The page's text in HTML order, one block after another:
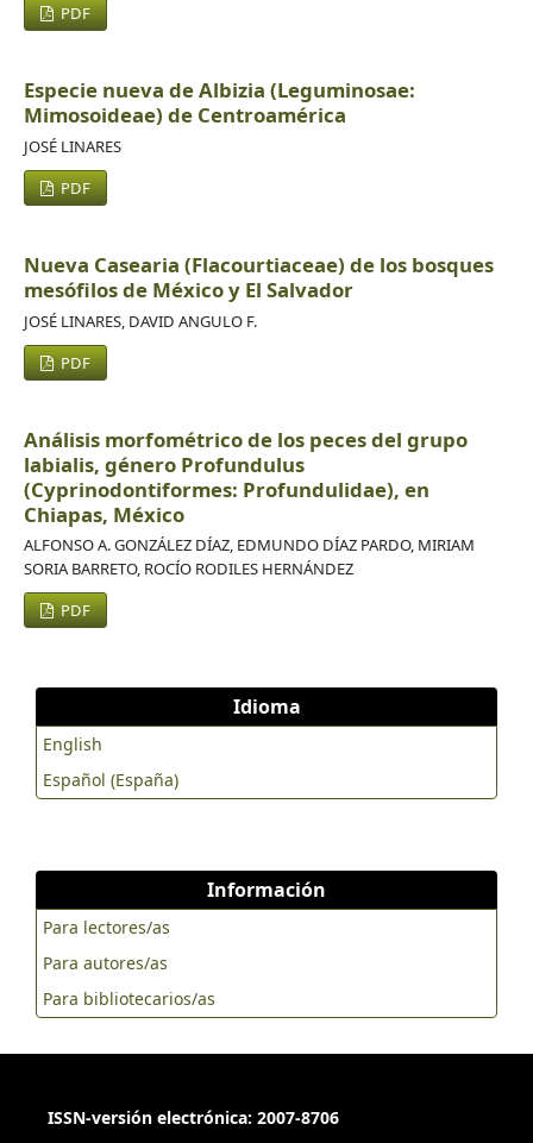
PDF
Especie nueva de Albizia (Leguminosae:
Mimosoideae) de Centroamérica
JOSÉ LINARES
PDF
Nueva Casearia (Flacourtiaceae) de los bosques
mesófilos de México y El Salvador
JOSÉ LINARES, DAVID ANGULO F.
PDF
Análisis morfométrico de los peces del grupo
labialis, género Profundulus
(Cyprinodontiformes: Profundulidae), en
Chiapas, México
ALFONSO A. GONZÁLEZ DÍAZ, EDMUNDO DÍAZ PARDO, MIRIAM
SORIA BARRETO, ROCÍO RODILES HERNÁNDEZ
PDF
Idioma
English
Español (España)
Información
Para lectores/as
Para autores/as
Para bibliotecarios/as
ISSN-versión electrónica: 2007-8706